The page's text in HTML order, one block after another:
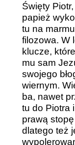
Święty
papież
tu na
filozowa. W
klucze,
mu sam
swojego
wiernym.
ba, nawet
tu do Piotra
prawą
dlatego też